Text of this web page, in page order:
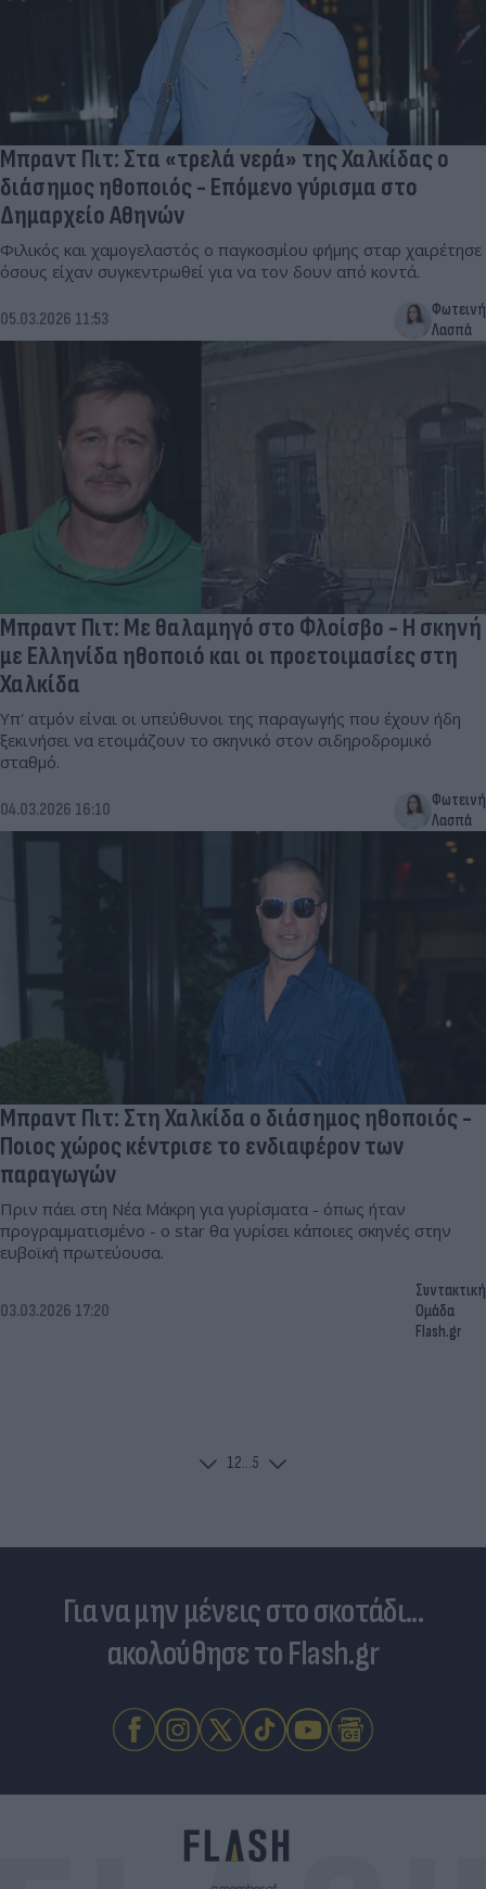
Μπραντ Πιτ: Στα «τρελά νερά» της Χαλκίδας ο
διάσημος ηθοποιός - Επόμενο γύρισμα στο
Δημαρχείο Αθηνών
Φιλικός και χαμογελαστός ο παγκοσμίου φήμης σταρ χαιρέτησε
όσους είχαν συγκεντρωθεί για να τον δουν από κοντά.
05.03.2026 11:53
Φωτεινή
Λασπά
Μπραντ Πιτ: Με θαλαμηγό στο Φλοίσβο - Η σκηνή
με Ελληνίδα ηθοποιό και οι προετοιμασίες στη
Χαλκίδα
Υπ' ατμόν είναι οι υπεύθυνοι της παραγωγής που έχουν ήδη
ξεκινήσει να ετοιμάζουν το σκηνικό στον σιδηροδρομικό
σταθμό.
04.03.2026 16:10
Φωτεινή
Λασπά
Μπραντ Πιτ: Στη Χαλκίδα ο διάσημος ηθοποιός -
Ποιος χώρος κέντρισε το ενδιαφέρον των
παραγωγών
Πριν πάει στη Νέα Μάκρη για γυρίσματα - όπως ήταν
προγραμματισμένο - ο star θα γυρίσει κάποιες σκηνές στην
ευβοϊκή πρωτεύουσα.
03.03.2026 17:20
Συντακτική
Ομάδα
Flash.gr
12...5
Για να μην μένεις στο σκοτάδι...
ακολούθησε το Flash.gr